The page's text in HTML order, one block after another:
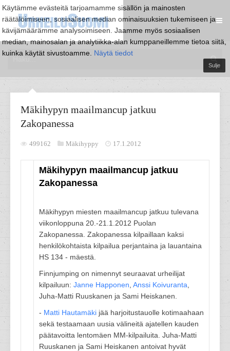
Käytämme evästeitä tarjoamamme sisällön ja mainosten
räätälöimiseen, sosiaalisen median ominaisuuksien tukemiseen ja
kävijämäärämme analysoimiseen. Jaamme myös sosiaalisen
median, mainosalan ja analytiikka-alan kumppaneillemme tietoa siitä,
kuinka käytät sivustoamme. Näytä tiedot
Sulje
Mäkihypyn maailmancup jatkuu
Zakopanessa
499162 Mäkihyppy 17.1.2012
Mäkihypyn maailmancup jatkuu
Zakopanessa
Mäkihypyn miesten maailmancup jatkuu tulevana
viikonloppuna 20.-21.1.2012 Puolan
Zakopanessa. Zakopanessa kilpaillaan kaksi
henkilökohtaista kilpailua perjantaina ja lauantaina
HS 134 - mäestä.
Finnjumping on nimennyt seuraavat urheilijat
kilpailuun: Janne Happonen Anssi Koivuranta
Juha-Matti Ruuskanen ja Sami Heiskanen.
- Matti Hautamäki jää harjoitustauolle kotimaahaan
sekä testaamaan uusia välineitä ajatellen kauden
päätavoitta lentomäen MM-kilpailuita. Juha-Matti
Ruuskanen ja Sami Heiskanen antoivat hyvät